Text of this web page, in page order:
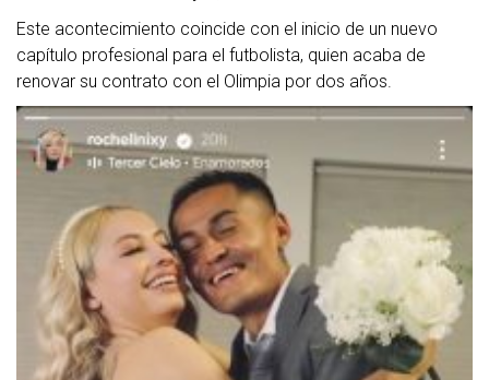
Este acontecimiento coincide con el inicio de un nuevo
capítulo profesional para el futbolista, quien acaba de
renovar su contrato con el Olimpia por dos años.